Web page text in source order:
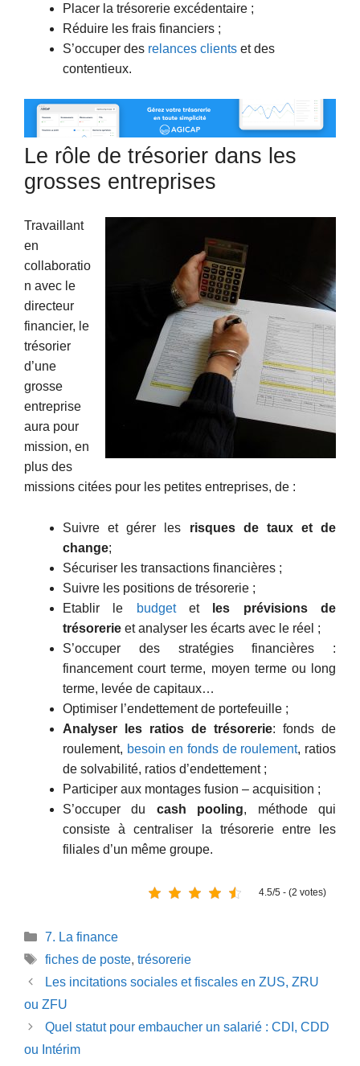
Placer la trésorerie excédentaire ;
Réduire les frais financiers ;
S’occuper des relances clients et des
contentieux.
Le rôle de trésorier dans les
grosses entreprises
Travaillant
en
collaboratio
n avec le
directeur
financier, le
trésorier
d’une
grosse
entreprise
aura pour
mission, en
plus des
missions citées pour les petites entreprises, de :
Suivre et gérer les risques de taux et de
change;
Sécuriser les transactions financières ;
Suivre les positions de trésorerie ;
Etablir le
budgetet
les prévisions de
trésorerie et analyser les écarts avec le réel ;
S’occuper des stratégies financières :
financement court terme, moyen terme ou long
terme, levée de capitaux…
Optimiser l’endettement de portefeuille ;
Analyser les ratios de trésorerie: fonds de
roulement, besoin en fonds de roulement, ratios
de solvabilité, ratios d’endettement ;
Participer aux montages fusion – acquisition ;
S’occuper du cash pooling, méthode qui
consiste à centraliser la trésorerie entre les
filiales d’un même groupe.
4.5/5 - (2 votes)
Catégories
7. La finance
Étiquettes
fiches de poste, trésorerie
Les incitations sociales et fiscales en ZUS, ZRU
ou ZFU
Quel statut pour embaucher un salarié : CDI, CDD
ou Intérim